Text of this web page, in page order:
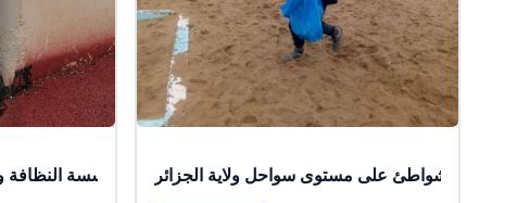
عمليات تدخل ميدانية من طرف عمال مؤسسة النظافة
تنظيف الشواطئ على مستوى سواحل ولاية الجزائر